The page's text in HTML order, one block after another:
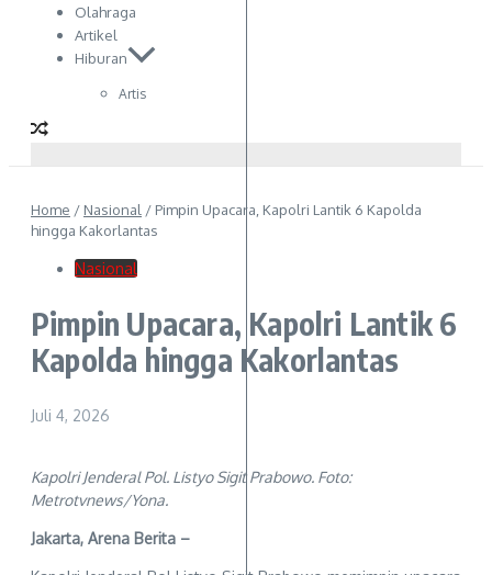
Olahraga
Artikel
Hiburan
Artis
Home / Nasional / Pimpin Upacara, Kapolri Lantik 6 Kapolda
hingga Kakorlantas
Nasional
Pimpin Upacara, Kapolri Lantik 6
Kapolda hingga Kakorlantas
Juli 4, 2026
Kapolri Jenderal Pol. Listyo Sigit Prabowo. Foto:
Metrotvnews/Yona.
Jakarta, Arena Berita –